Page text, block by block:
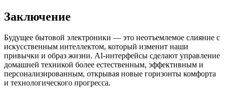
Заключение
Будущее бытовой электроники — это неотъемлемое слияние с
искусственным интеллектом, который изменит наши
привычки и образ жизни. AI-интерфейсы сделают управление
домашней техникой более естественным, эффективным и
персонализированным, открывая новые горизонты комфорта
и технологического прогресса.